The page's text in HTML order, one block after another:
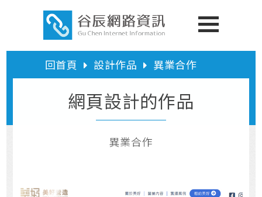
回首頁 設計作品 異業合作
網頁設計的作品
異業合作